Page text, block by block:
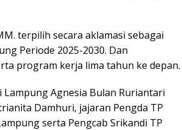
terpilih secara aklamasi sebagai
Periode 2025-2030. Dan
program kerja lima tahun ke depan.
Lampung Agnesia Bulan Ruriantari
Damhuri, jajaran Pengda TP
serta Pengcab Srikandi TP